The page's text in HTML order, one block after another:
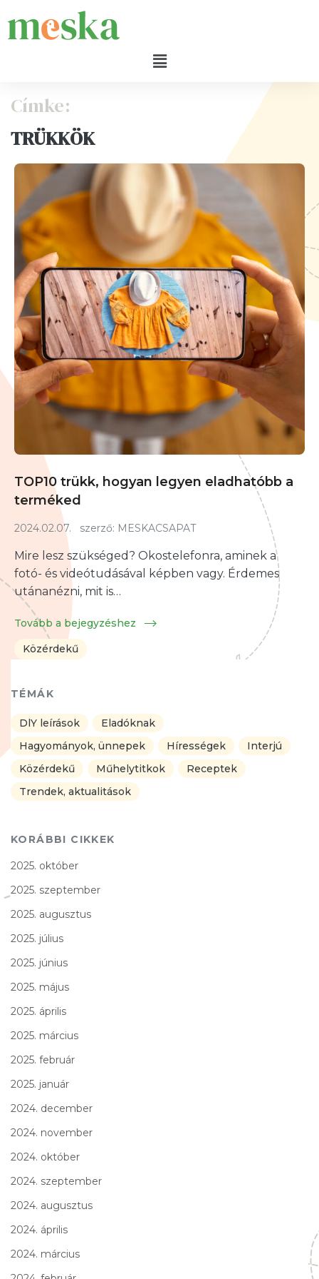
Címke:
TRÜKKÖK
TOP10 trükk, hogyan legyen eladhatóbb a
terméked
2024.02.07. szerző: MESKACSAPAT
Mire lesz szükséged? Okostelefonra, aminek a
fotó- és videótudásával képben vagy. Érdemes
utánanézni, mit is…
Tovább a bejegyzéshez
Közérdekű
TÉMÁK
DlY leírások
Eladóknak
Hagyományok, ünnepek
Hírességek
Interjú
Közérdekű
Műhelytitkok
Receptek
Trendek, aktualitások
KORÁBBI CIKKEK
2025. október
2025. szeptember
2025. augusztus
2025. július
2025. június
2025. május
2025. április
2025. március
2025. február
2025. január
2024. december
2024. november
2024. október
2024. szeptember
2024. augusztus
2024. április
2024. március